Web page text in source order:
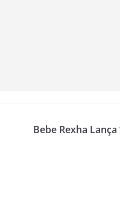
Bebe Rexha